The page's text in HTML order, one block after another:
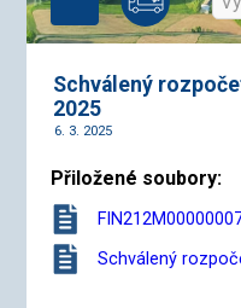
Schválený
2025
6. 3. 2025
Přiložené soubory:
Schválený